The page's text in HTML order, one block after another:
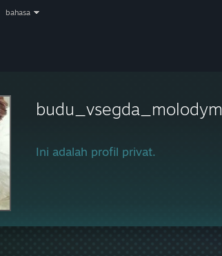
bahasa
budu_vsegda_molodym
Ini adalah profil privat.